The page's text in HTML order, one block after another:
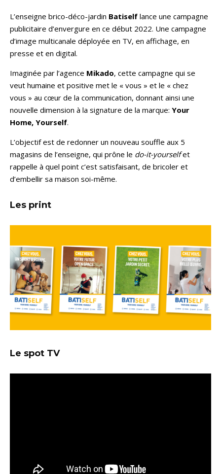
L’enseigne brico-déco-jardin Batiself lance une campagne
publicitaire d’envergure en ce début 2022. Une campagne
d’image multicanale déployée en TV, en affichage, en
presse et en digital.
Imaginée par l’agence Mikado, cette campagne qui se
veut humaine et positive met le « vous » et le « chez
vous » au cœur de la communication, donnant ainsi une
nouvelle dimension à la signature de la marque: Your
Home, Yourself.
L’objectif est de redonner un nouveau souffle aux 5
magasins de l’enseigne, qui prône le do-it-yourselfet
rappelle à quel point c’est satisfaisant, de bricoler et
d’embellir sa maison soi-même.
Les print
Le spot TV